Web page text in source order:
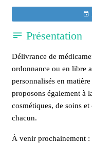
Présentation
Délivrance de
ordonnance ou en libre
personnalisés en
proposons également à
cosmétiques, de soins
chacun.
À venir prochainement